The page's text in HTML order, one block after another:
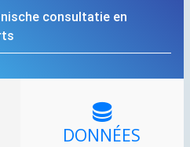
consultatie en
DONNÉES